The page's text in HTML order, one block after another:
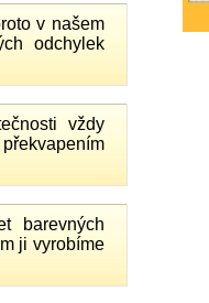
v našem
odchylek
vždy
barevných
ji vyrobíme